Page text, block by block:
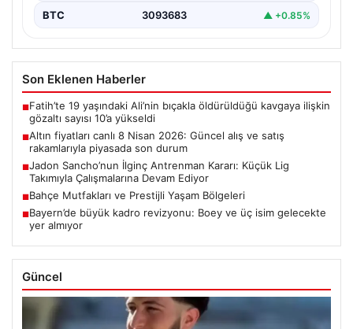
BTC 3093683 ▲ +0.85%
Son Eklenen Haberler
■Fatih’te 19 yaşındaki Ali’nin bıçakla öldürüldüğü kavgaya ilişkin
gözaltı sayısı 10’a yükseldi
■Altın fiyatları canlı 8 Nisan 2026: Güncel alış ve satış
rakamlarıyla piyasada son durum
■Jadon Sancho’nun İlginç Antrenman Kararı: Küçük Lig
Takımıyla Çalışmalarına Devam Ediyor
■Bahçe Mutfakları ve Prestijli Yaşam Bölgeleri
■Bayern’de büyük kadro revizyonu: Boey ve üç isim gelecekte
yer almıyor
Güncel